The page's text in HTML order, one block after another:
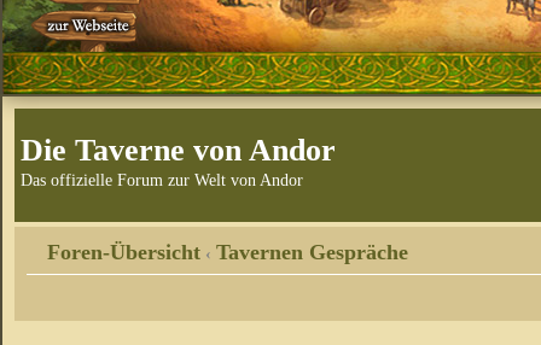
Die Taverne von Andor
Das offizielle Forum zur Welt von Andor
Foren-Übersicht ‹ Tavernen Gespräche